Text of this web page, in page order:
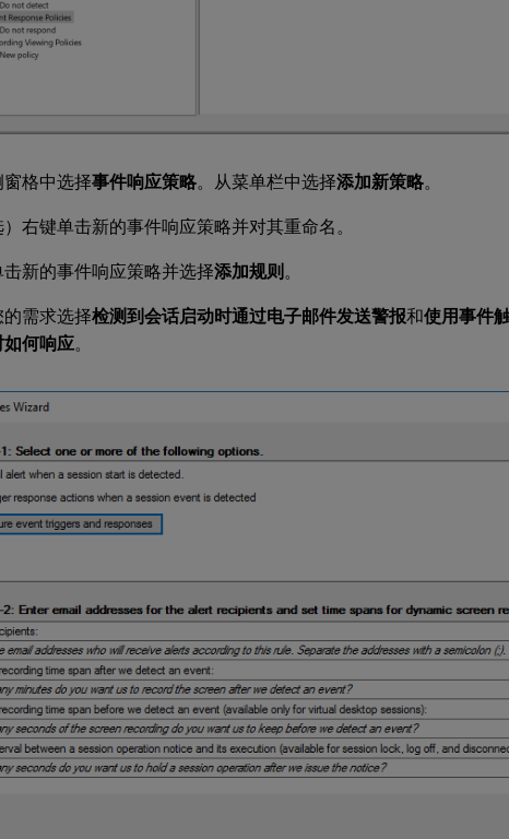
格中选择事件响应策略。从菜单栏中选择添加新策略。
）右键单击新的事件响应策略并对其重命名。
新的事件响应策略并选择添加规则 。
需求选择检测到会话启动时通过电子邮件发送警报和使用事件
如何响应。